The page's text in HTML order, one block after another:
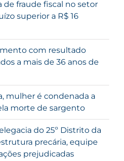
fraude fiscal no setor
superior a R$ 16
com resultado
a mais de 36 anos de
mulher é condenada a
morte de sargento
do 25º Distrito da
precária, equipe
prejudicadas